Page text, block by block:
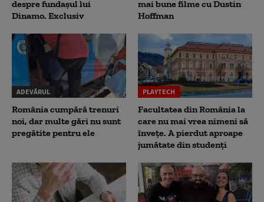
despre fundașul lui
Dinamo. Exclusiv
mai bune filme cu Dustin
Hoffman
ADEVĂRUL
România cumpără trenuri
noi, dar multe gări nu sunt
pregătite pentru ele
PLAYTECH
Facultatea din România la
care nu mai vrea nimeni să
înveţe. A pierdut aproape
jumătate din studenţi